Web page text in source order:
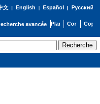
文| English | Español | Русский
avancée